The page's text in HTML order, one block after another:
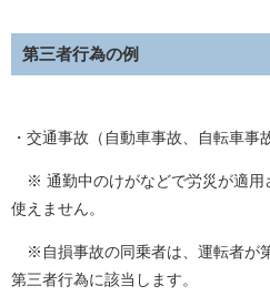
第三者行為の例
・交通事故（自動車事故、自転車事
※ 通勤中のけがなどで労災が適用
使えません。
※自損事故の同乗者は、運転者が
第三者行為に該当します。